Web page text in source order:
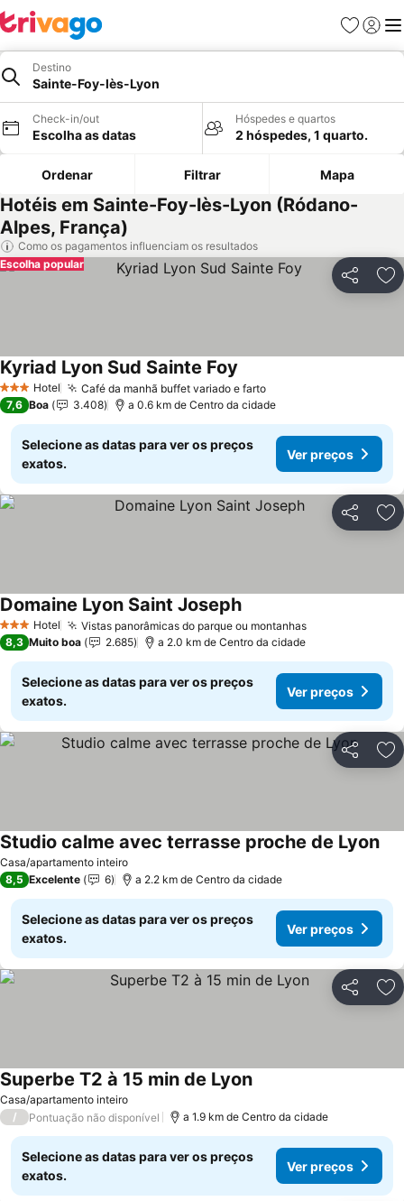
Favoritos
Iniciar
Destino
Sainte-Foy-lès-Lyon
Check-in/out
Escolha as datas
Hóspedes e quartos
2 hóspedes, 1 quarto.
Ordenar Filtrar Mapa
Hotéis em Sainte-Foy-lès-Lyon (Ródano-
Alpes, França)
Como os pagamentos influenciam os resultados
Partilhar
Escolha popular
3 EstrelasHotel Café da manhã buffet variado e fartoVer preços
Kyriad Lyon Sud Sainte Foy
7,6 Boa 3.408 a 0.6 km de Centro da cidade
Selecione as datas para ver os preços
exatos.
Ver preços
Partilhar
3 EstrelasHotel Vistas panorâmicas do parque ou montanhasVer preços
Domaine Lyon Saint JosephVer preços
8,3 Muito boa 2.685 a 2.0 km de Centro da cidade
Selecione as datas para ver os preços
exatos.
Ver preços
Partilhar
Casa/apartamento inteiro
Studio calme avec terrasse proche de Lyon
8,5 Excelente 6 a 2.2 km de Centro da cidade
Selecione as datas para ver os preços
exatos.
Ver preços
Partilhar
Casa/apartamento inteiro
Superbe T2 à 15 min de LyonVer preços
/ Pontuação não disponível a 1.9 km de Centro da cidade
Selecione as datas para ver os preços
exatos.
Ver preços